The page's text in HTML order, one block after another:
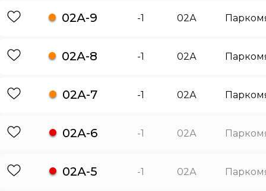
02А-9 -1 02А
02А-8 -1 02А
02А-7 -1 02А
02А-6 -1 02А
02А-5 -1 02А